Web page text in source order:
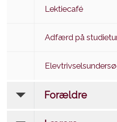
Lektiecafé
Adfærd på
Forældre